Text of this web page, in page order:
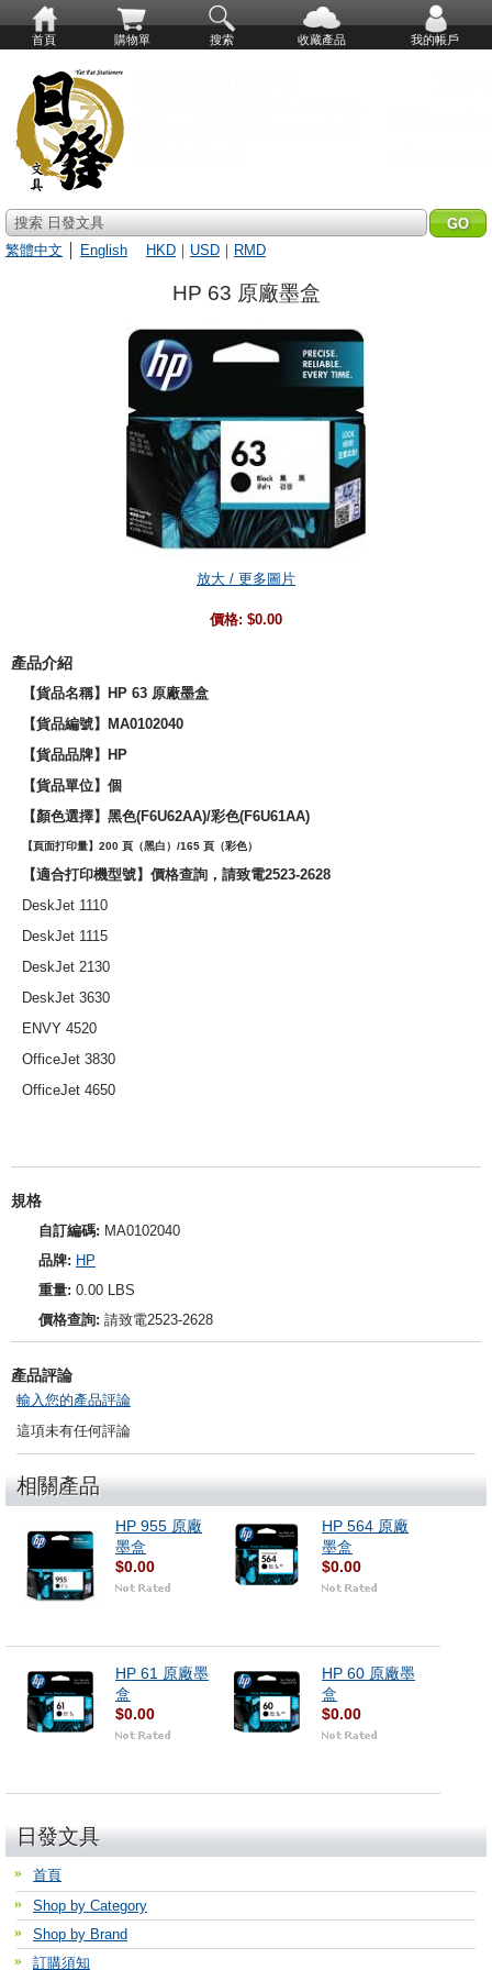
首頁 購物單 搜索 收藏產品 我的帳戶
搜索 日發文具
繁體中文
English HKD ｜ USD ｜ RMD
HP 63 原廠墨盒
放大 / 更多圖片
價格: $0.00
產品介紹
【貨品名稱】HP 63 原廠墨盒
【貨品編號】MA0102040
【貨品品牌】
HP
【貨品單位】個
【顏色選擇】黑色(F6U62AA)/彩色(F6U61AA)
【頁面打印量】200 頁（黑白）/165 頁（彩色）
【適合打印機型號】價格查詢，請致電2523-2628
DeskJet 1110
DeskJet 1115
DeskJet 2130
DeskJet 3630
ENVY 4520
OfficeJet 3830
OfficeJet 4650
規格
自訂編碼: MA0102040
品牌: HP
重量: 0.00 LBS
價格查詢: 請致電2523-2628
產品評論
輸入您的產品評論
這項未有任何評論
相關產品
HP 955 原廠
墨盒
$0.00
HP 564 原廠
墨盒
$0.00
HP 61 原廠墨
盒
$0.00
HP 60 原廠墨
盒
$0.00
日發文具
首頁
Shop by Category
Shop by Brand
訂購須知